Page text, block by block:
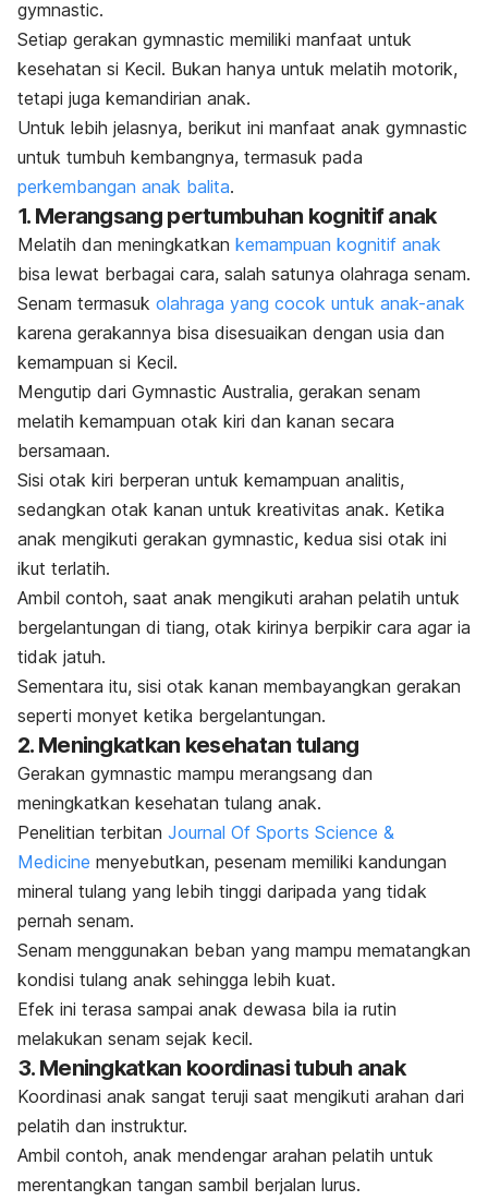
gymnastic.
Setiap gerakan gymnastic memiliki manfaat untuk
kesehatan si Kecil. Bukan hanya untuk melatih motorik,
tetapi juga kemandirian anak.
Untuk lebih jelasnya, berikut ini manfaat anak gymnastic
untuk tumbuh kembangnya, termasuk pada
perkembangan anak balita.
1. Merangsang pertumbuhan kognitif anak
Melatih dan meningkatkan kemampuan kognitif anak
bisa lewat berbagai cara, salah satunya olahraga senam.
Senam termasuk olahraga yang cocok untuk anak-anak
karena gerakannya bisa disesuaikan dengan usia dan
kemampuan si Kecil.
Mengutip dari Gymnastic Australia, gerakan senam
melatih kemampuan otak kiri dan kanan secara
bersamaan.
Sisi otak kiri berperan untuk kemampuan analitis,
sedangkan otak kanan untuk kreativitas anak. Ketika
anak mengikuti gerakan gymnastic, kedua sisi otak ini
ikut terlatih.
Ambil contoh, saat anak mengikuti arahan pelatih untuk
bergelantungan di tiang, otak kirinya berpikir cara agar ia
tidak jatuh.
Sementara itu, sisi otak kanan membayangkan gerakan
seperti monyet ketika bergelantungan.
2. Meningkatkan kesehatan tulang
Gerakan gymnastic mampu merangsang dan
meningkatkan kesehatan tulang anak.
Penelitian terbitan Journal Of Sports Science &
Medicine menyebutkan, pesenam memiliki kandungan
mineral tulang yang lebih tinggi daripada yang tidak
pernah senam.
Senam menggunakan beban yang mampu mematangkan
kondisi tulang anak sehingga lebih kuat.
Efek ini terasa sampai anak dewasa bila ia rutin
melakukan senam sejak kecil.
3. Meningkatkan koordinasi tubuh anak
Koordinasi anak sangat teruji saat mengikuti arahan dari
pelatih dan instruktur.
Ambil contoh, anak mendengar arahan pelatih untuk
merentangkan tangan sambil berjalan lurus.